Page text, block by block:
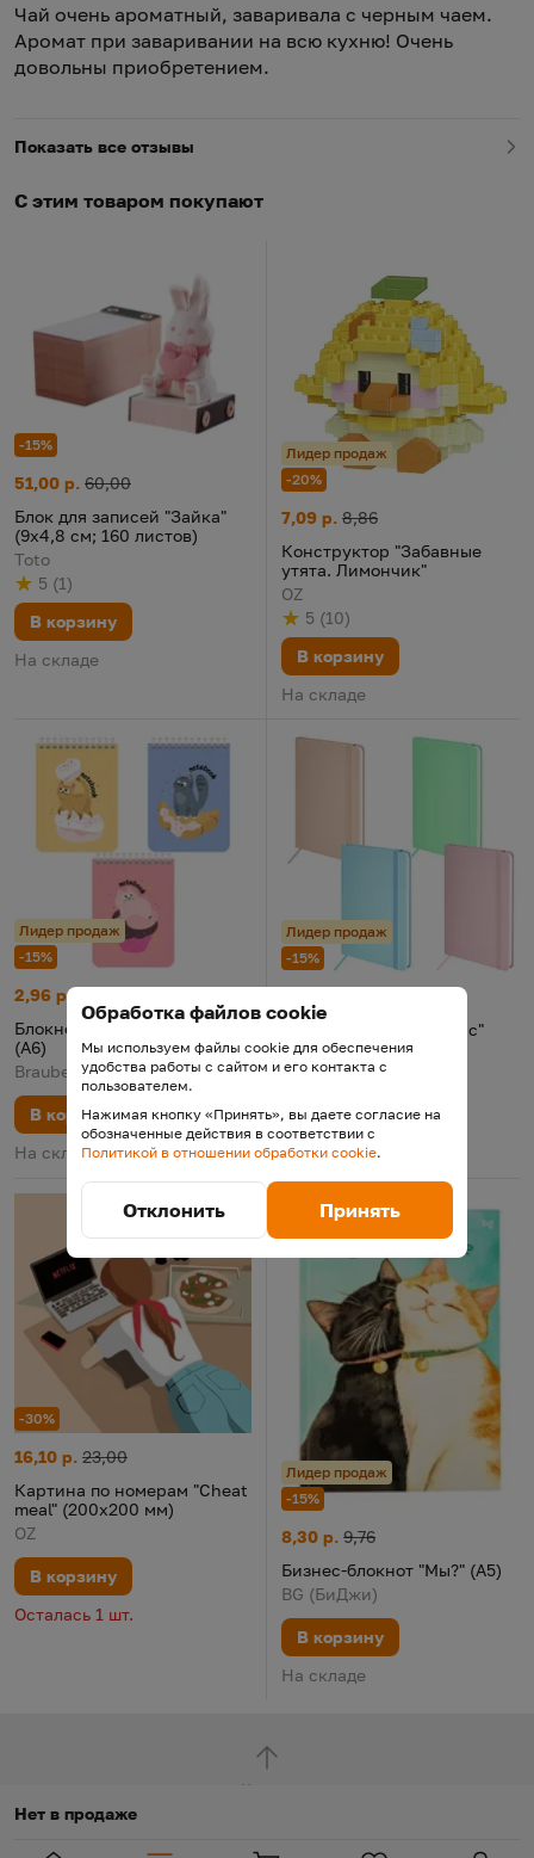
Чай очень ароматный, заваривала с черным чаем.
Аромат при заваривании на всю кухню! Очень
довольны приобретением.
Показать все отзывы
С этим товаром покупают
-15%
Блок для записей "Зайка" (9х4,8 см; 160 листов)
Цена:
51,00 р.
Старая цена:
60,00
Блок для записей "Зайка"
(9х4,8 см; 160 листов)
Toto
Рейтинг
5
из 5 (
по результату
1
голосов)
В корзину
На складе
Лидер продаж
-20%
Конструктор "Забавные
Цена:
7,09 р.
Старая цена:
8,86
Конструктор "Забавные
утята. Лимончик"
OZ
Рейтинг
5
из 5 (
по результату
10
голосов)
В корзину
На складе
Лидер продаж
-15%
Блокнот в клетку "Котики" (А6)
Цена:
2,96 р.
Старая цена:
Блокнот в клетку "Котики"
(А6)
Brauberg (Брауберг)
В корзину
На складе
Лидер продаж
-15%
Блокнот в клетку "Basic" (А5)
Блокнот в клетку "Basic"
(А5)
Brauberg (Брауберг)
В корзину
На складе
-30%
Картина по номерам "Cheat meal" (200х200 мм)
Цена:
16,10 р.
Старая цена:
23,00
Картина по номерам "Cheat
meal" (200х200 мм)
OZ
В корзину
Осталась 1 шт.
Лидер продаж
-15%
Бизнес-блокнот "Мы?" (А5)
Цена:
8,30 р.
Старая цена:
9,76
Бизнес-блокнот "Мы?" (А5)
BG (БиДжи)
В корзину
На складе
Наверх
Нет в продаже
Обработка файлов cookie
Мы используем файлы cookie для обеспечения
удобства работы с сайтом и его контакта с
пользователем.
Нажимая кнопку «Принять», вы даете согласие на
обозначенные действия в соответствии с
Политикой в отношении обработки cookie.
Отклонить Принять